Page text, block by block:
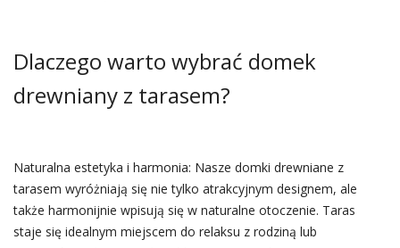
Dlaczego warto wybrać domek
drewniany z tarasem?
Naturalna estetyka i harmonia: Nasze domki drewniane z
tarasem wyróżniają się nie tylko atrakcyjnym designem, ale
także harmonijnie wpisują się w naturalne otoczenie. Taras
staje się idealnym miejscem do relaksu z rodziną lub